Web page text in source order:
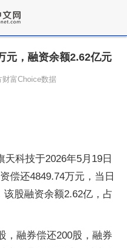
元，融资余额2.62亿元
富Choice数据
科技于2026年5月19日
偿还4849.74万元，当日
股融资余额2.62亿，占
，融券偿还200股，融券